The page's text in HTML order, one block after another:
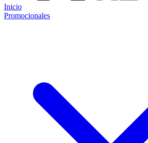
Inicio
Promocionales